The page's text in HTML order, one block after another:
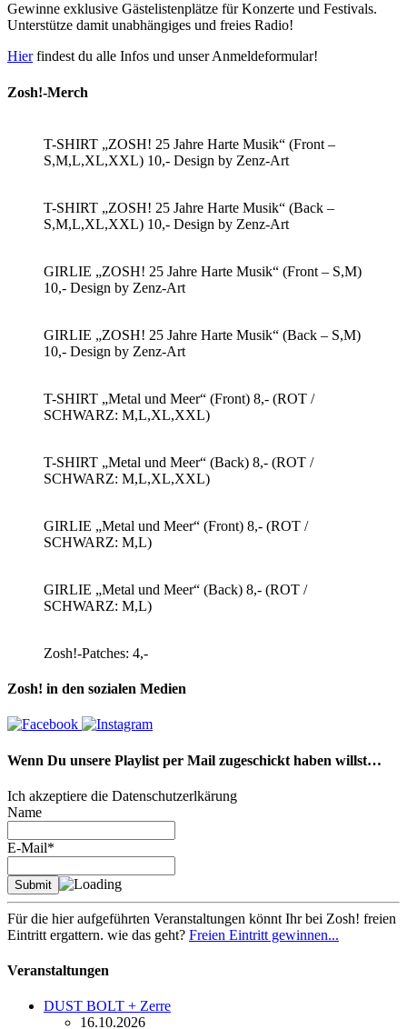
Gewinne exklusive Gästelistenplätze für Konzerte und Festivals.
Unterstütze damit unabhängiges und freies Radio!
Hierfindest du alle Infos und unser Anmeldeformular!
Zosh!-Merch
T-SHIRT „ZOSH! 25 Jahre Harte Musik“ (Front –
S,M,L,XL,XXL) 10,- Design by Zenz-Art
T-SHIRT „ZOSH! 25 Jahre Harte Musik“ (Back –
S,M,L,XL,XXL) 10,- Design by Zenz-Art
GIRLIE „ZOSH! 25 Jahre Harte Musik“ (Front – S,M)
10,- Design by Zenz-Art
GIRLIE „ZOSH! 25 Jahre Harte Musik“ (Back – S,M)
10,- Design by Zenz-Art
T-SHIRT „Metal und Meer“ (Front) 8,- (ROT /
SCHWARZ: M,L,XL,XXL)
T-SHIRT „Metal und Meer“ (Back) 8,- (ROT /
SCHWARZ: M,L,XL,XXL)
GIRLIE „Metal und Meer“ (Front) 8,- (ROT /
SCHWARZ: M,L)
GIRLIE „Metal und Meer“ (Back) 8,- (ROT /
SCHWARZ: M,L)
Zosh!-Patches: 4,-
Zosh! in den sozialen Medien
Wenn Du unsere Playlist per Mail zugeschickt haben willst…
Ich akzeptiere die Datenschutzerlkärung
Name
E-Mail*
Für die hier aufgeführten Veranstaltungen könnt Ihr bei Zosh! freien
Eintritt ergattern. wie das geht? Freien Eintritt gewinnen...
Veranstaltungen
DUST BOLT + Zerre
16.10.2026